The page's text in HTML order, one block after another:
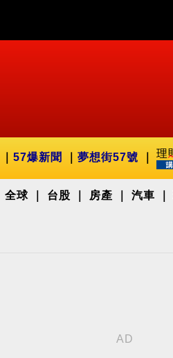
57爆新聞 夢想街57號
全球 台股 房產 汽車